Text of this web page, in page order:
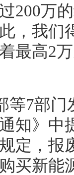
200万
，我们
最高2
等7部
知》中
定，报
买新能